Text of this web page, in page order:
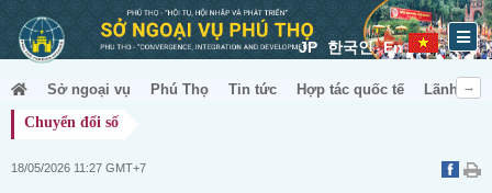
JP 한국인 En
Sở ngoại vụ Phú Thọ Tin tức Hợp tác quốc tế
Lãnh sự
Chuyển đổi số
18/05/2026 11:27 GMT+7